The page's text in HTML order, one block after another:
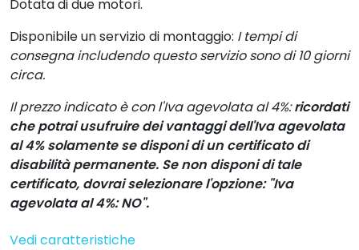
Dotata di due motori.
Disponibile un servizio di montaggio: I tempi di
consegna includendo questo servizio sono di 10 giorni
circa.
Il prezzo indicato è con l'Iva agevolata al 4%:ricordati
che potrai usufruire dei vantaggi dell'Iva agevolata
al 4% solamente se disponi di un certificato di
disabilità permanente. Se non disponi di tale
certificato, dovrai selezionare l'opzione: "Iva
agevolata al 4%: NO".
Vedi caratteristiche